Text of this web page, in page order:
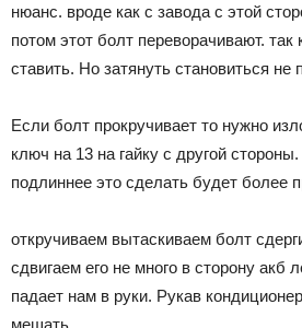
нюанс. вроде как с завода с этой
потом этот болт переворачивают. так
ставить. Но затянуть становиться не
Если болт прокручивает то нужно
ключ на 13 на гайку с другой
подлиннее это сделать будет более
откручиваем вытаскиваем болт
сдвигаем его не много в сторону акб
падает нам в руки. Рукав
мешать.